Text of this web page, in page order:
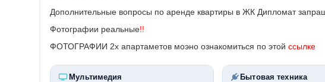
Дополнительные вопросы по аренде квартиры в ЖК Дипломат
Фотографии реальные!!
ФОТОГРАФИИ 2х апартаметов моэно ознакомиться по этой ссылке
Мультимедия Бытовая техника